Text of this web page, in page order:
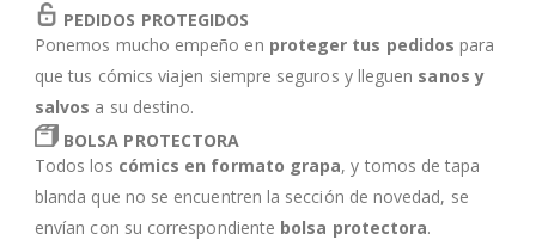
PEDIDOS PROTEGIDOS
Ponemos mucho empeño en proteger tus pedidos para
que tus cómics viajen siempre seguros y lleguen sanos y
salvos a su destino.
BOLSA PROTECTORA
Todos los cómics en formato grapa, y tomos de tapa
blanda que no se encuentren la sección de novedad, se
envían con su correspondiente bolsa protectora.